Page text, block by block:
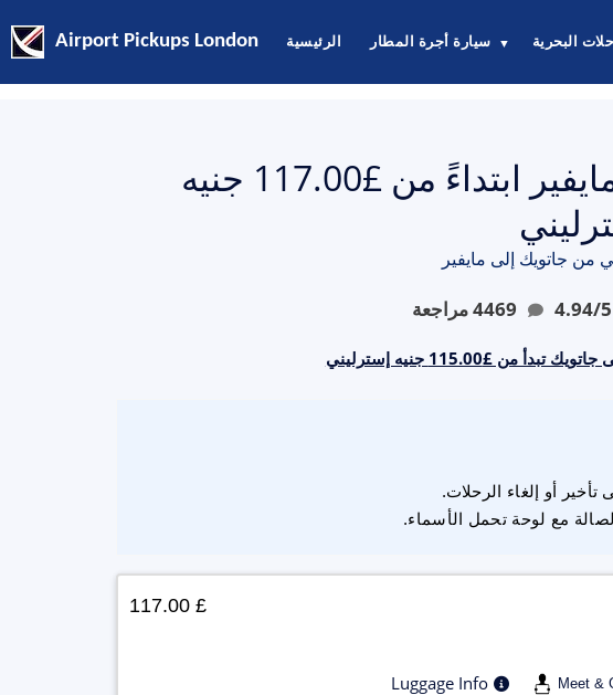
Airport Pickups London الرئيسية سيارة أجرة المطار ▼ البحرية
أسعار تاكسي جاتويك إلى مايفير ابتداءً من £117.00 جنيه
من جاتويك إلى مايفير
4.94/5
4469مراجعة
£115.00 جنيه إسترليني
أو إلغاء الرحلات.
مع لوحة تحمل الأسماء.
Meet &
Luggage Info
£ 117.00